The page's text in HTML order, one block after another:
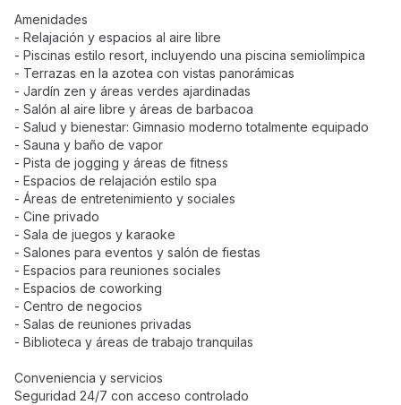
Amenidades
- Relajación y espacios al aire libre
- Piscinas estilo resort, incluyendo una piscina semiolímpica
- Terrazas en la azotea con vistas panorámicas
- Jardín zen y áreas verdes ajardinadas
- Salón al aire libre y áreas de barbacoa
- Salud y bienestar: Gimnasio moderno totalmente equipado
- Sauna y baño de vapor
- Pista de jogging y áreas de fitness
- Espacios de relajación estilo spa
- Áreas de entretenimiento y sociales
- Cine privado
- Sala de juegos y karaoke
- Salones para eventos y salón de fiestas
- Espacios para reuniones sociales
- Espacios de coworking
- Centro de negocios
- Salas de reuniones privadas
- Biblioteca y áreas de trabajo tranquilas
Conveniencia y servicios
Seguridad 24/7 con acceso controlado